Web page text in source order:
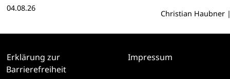
04.08.26
Christian Haubner
Erklärung zur
Barrierefreiheit
Impressum